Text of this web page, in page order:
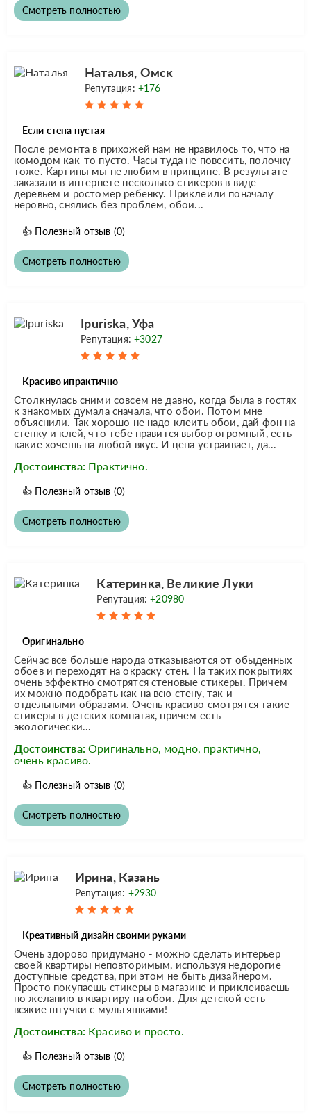
Смотреть полностью
Наталья, Омск
Репутация: +176
Если стена пустая
После ремонта в прихожей нам не нравилось то, что на
комодом как-то пусто. Часы туда не повесить, полочку
тоже. Картины мы не любим в принципе. В результате
заказали в интернете несколько стикеров в виде
деревьем и ростомер ребенку. Приклеили поначалу
неровно, снялись без проблем, обои...
👍 Полезный отзыв (0)
Смотреть полностью
Ipuriska, Уфа
Репутация:+3027
Красиво ипрактично
Столкнулась сними совсем не давно, когда была в гостях
к знакомых думала сначала, что обои. Потом мне
объяснили. Так хорошо не надо клеить обои, дай фон на
стенку и клей, что тебе нравится выбор огромный, есть
какие хочешь на любой вкус. И цена устраивает, да...
Достоинства: Практично.
👍 Полезный отзыв (0)
Смотреть полностью
Катеринка, Великие Луки
Репутация:+20980
Оригинально
Сейчас все больше народа отказываются от обыденных
обоев и переходят на окраску стен. На таких покрытиях
очень эффектно смотрятся стеновые стикеры. Причем
их можно подобрать как на всю стену, так и
отдельными образами. Очень красиво смотрятся такие
стикеры в детских комнатах, причем есть
экологически...
Достоинства: Оригинально, модно, практично,
очень красиво.
👍 Полезный отзыв (0)
Смотреть полностью
Ирина, Казань
Репутация: +2930
Креативный дизайн своими руками
Очень здорово придумано - можно сделать интерьер
своей квартиры неповторимым, используя недорогие
доступные средства, при этом не быть дизайнером.
Просто покупаешь стикеры в магазине и приклеиваешь
по желанию в квартиру на обои. Для детской есть
всякие штучки с мультяшками!
Достоинства: Красиво и просто.
👍 Полезный отзыв (0)
Смотреть полностью